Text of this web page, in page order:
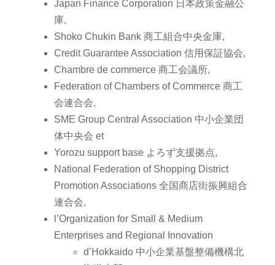
Japan Finance Corporation 日本政策金融公
庫,
Shoko Chukin Bank 商工組合中央金庫,
Credit Guarantee Association 信用保証協会,
Chambre de commerce 商工会議所,
Federation of Chambers of Commerce 商工
会連合会,
SME Group Central Association 中小企業団
体中央会 et
Yorozu support base よろず支援拠点,
National Federation of Shopping District
Promotion Associations 全国商店街振興組合
連合会,
l’Organization for Small & Medium
Enterprises and Regional Innovation
d’Hokkaido 中小企業基盤整備機構北